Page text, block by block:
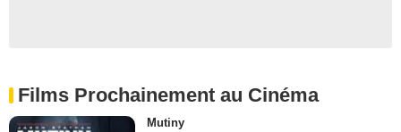
Films Prochainement au Cinéma
Mutiny